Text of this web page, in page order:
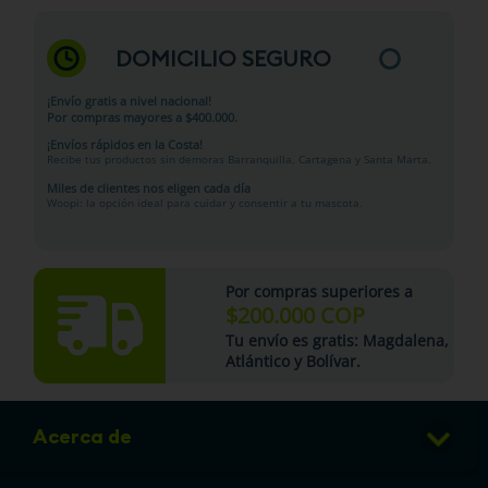
DOMICILIO SEGURO
¡Envío gratis a nivel nacional!
Por compras mayores a $400.000.
¡Envíos rápidos en la Costa!
Recibe tus productos sin demoras Barranquilla, Cartagena y Santa Marta.
Miles de clientes nos eligen cada día
Woopi: la opción ideal para cuidar y consentir a tu mascota.
Por compras superiores a
$200.000 COP
Tu envío es gratis: Magdalena,
Atlántico y Bolívar.
Acerca de